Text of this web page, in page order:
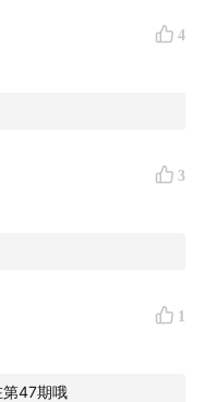
彩
浦东美术馆、奥赛博物
要和评选方式说明
莫奈
4
3
1
第47期哦